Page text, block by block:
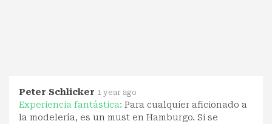
Peter Schlicker 1 year ago
Experiencia fantástica: Para cualquier aficionado a
la modelería, es un must en Hamburgo. Si se